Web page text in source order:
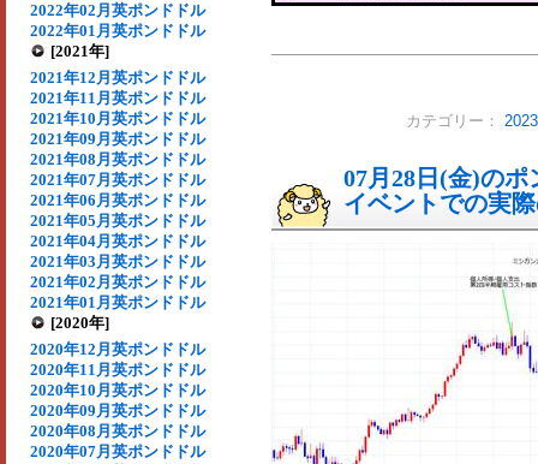
2022年02月英ポンドドル
2022年01月英ポンドドル
[2021年]
2021年12月英ポンドドル
2021年11月英ポンドドル
2021年10月英ポンドドル
2021年09月英ポンドドル
2021年08月英ポンドドル
2021年07月英ポンドドル
2021年06月英ポンドドル
2021年05月英ポンドドル
2021年04月英ポンドドル
2021年03月英ポンドドル
2021年02月英ポンドドル
2021年01月英ポンドドル
[2020年]
2020年12月英ポンドドル
2020年11月英ポンドドル
2020年10月英ポンドドル
2020年09月英ポンドドル
2020年08月英ポンドドル
2020年07月英ポンドドル
カテゴリー：
07月28日(金)の
イベントでの実